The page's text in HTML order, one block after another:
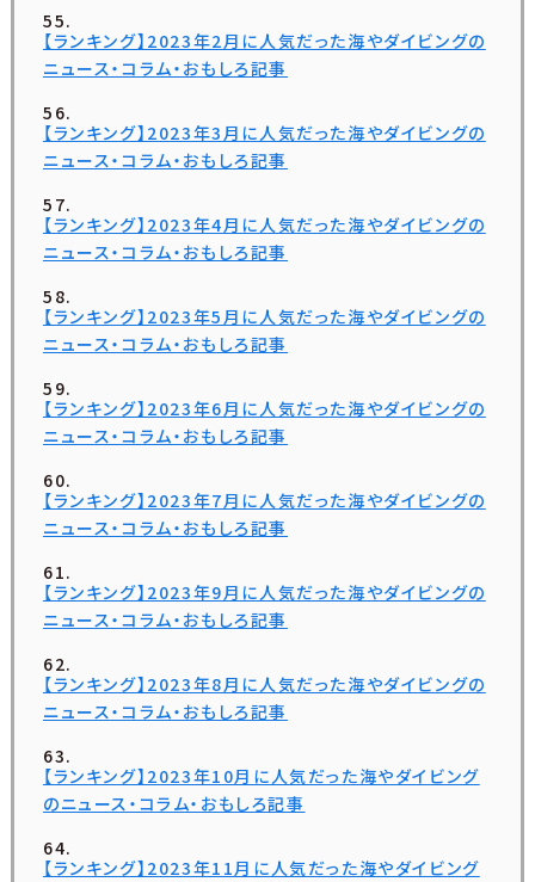
【ランキング】2023年2月に人気だった海やダイビングの
ニュース・コラム・おもしろ記事
【ランキング】2023年3月に人気だった海やダイビングの
ニュース・コラム・おもしろ記事
【ランキング】2023年4月に人気だった海やダイビングの
ニュース・コラム・おもしろ記事
【ランキング】2023年5月に人気だった海やダイビングの
ニュース・コラム・おもしろ記事
【ランキング】2023年6月に人気だった海やダイビングの
ニュース・コラム・おもしろ記事
【ランキング】2023年7月に人気だった海やダイビングの
ニュース・コラム・おもしろ記事
【ランキング】2023年9月に人気だった海やダイビングの
ニュース・コラム・おもしろ記事
【ランキング】2023年8月に人気だった海やダイビングの
ニュース・コラム・おもしろ記事
【ランキング】2023年10月に人気だった海やダイビング
のニュース・コラム・おもしろ記事
【ランキング】2023年11月に人気だった海やダイビング